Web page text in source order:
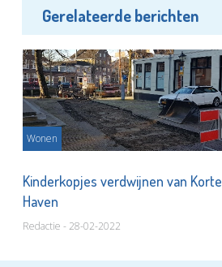
Gerelateerde berichten
Wonen
Kinderkopjes verdwijnen van Korte
Haven
Redactie - 28-02-2022